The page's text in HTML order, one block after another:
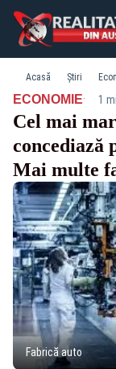
Acasă Știri
ECONOMIE· 1
Cel mai
concediază
Mai multe
Fabrică auto